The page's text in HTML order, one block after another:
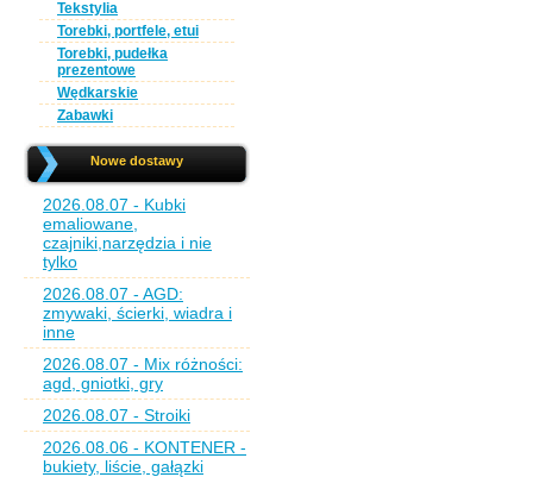
Tekstylia
Torebki, portfele, etui
Torebki, pudełka
prezentowe
Wędkarskie
Zabawki
Nowe dostawy
2026.08.07 - Kubki
emaliowane,
czajniki,narzędzia i nie
tylko
2026.08.07 - AGD:
zmywaki, ścierki, wiadra i
inne
2026.08.07 - Mix różności:
agd, gniotki, gry
2026.08.07 - Stroiki
2026.08.06 - KONTENER -
bukiety, liście, gałązki